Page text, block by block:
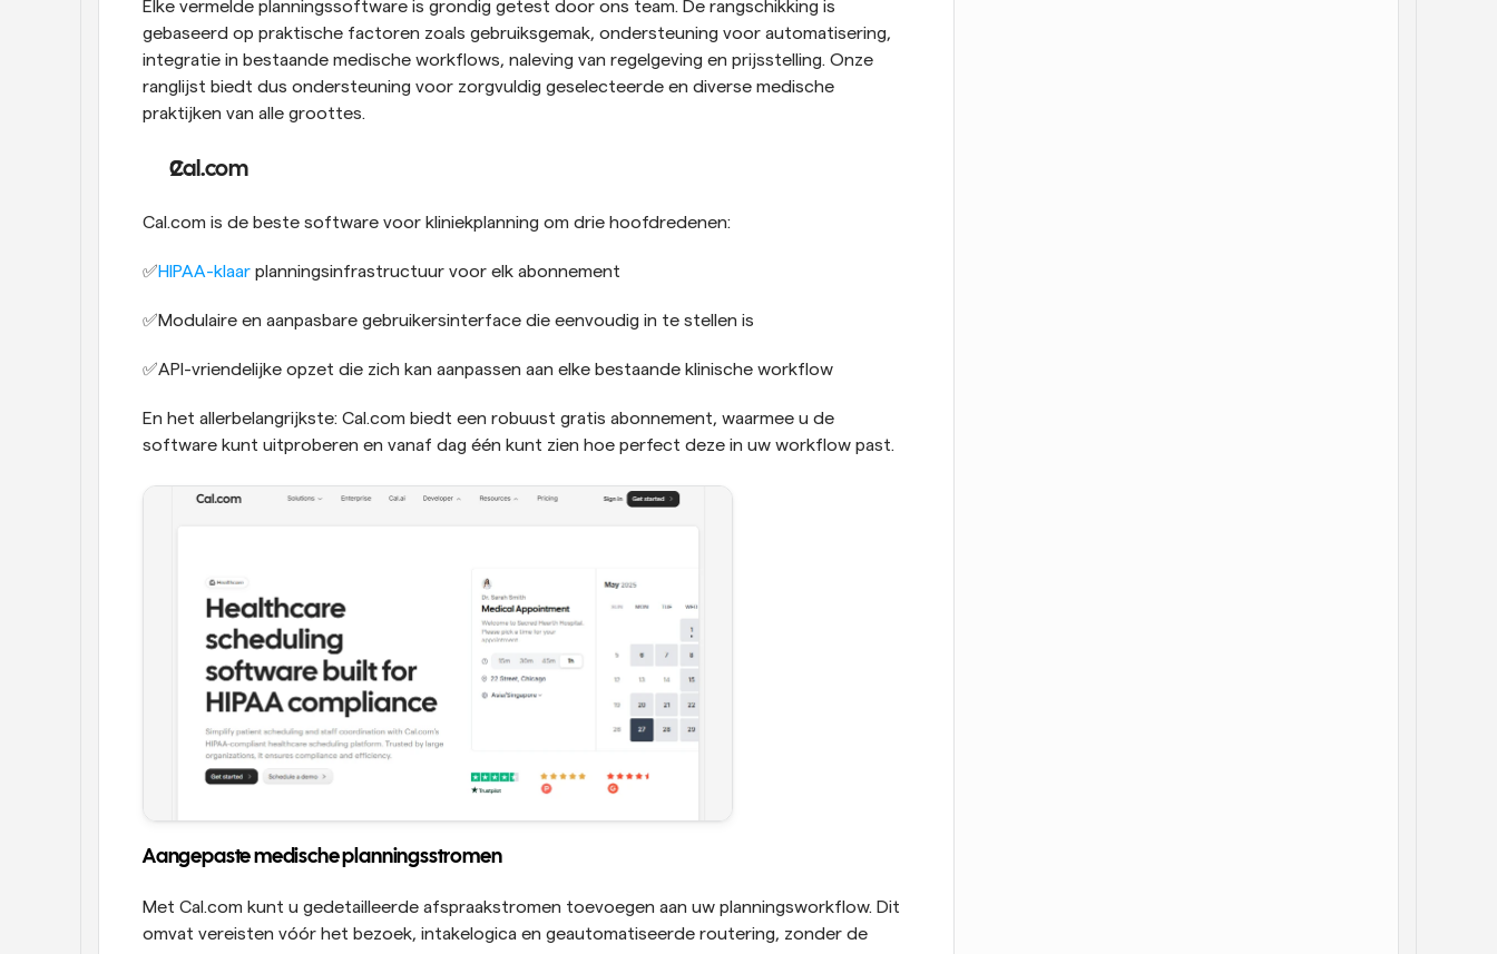
Elke vermelde planningssoftware is grondig getest door ons team. De rangschikking is
gebaseerd op praktische factoren zoals gebruiksgemak, ondersteuning voor automatisering,
integratie in bestaande medische workflows, naleving van regelgeving en prijsstelling. Onze
ranglijst biedt dus ondersteuning voor zorgvuldig geselecteerde en diverse medische
praktijken van alle groottes.
Cal.com
Cal.com is de beste software voor kliniekplanning om drie hoofdredenen:
✅HIPAA-klaar planningsinfrastructuur voor elk abonnement
✅Modulaire en aanpasbare gebruikersinterface die eenvoudig in te stellen is
✅API-vriendelijke opzet die zich kan aanpassen aan elke bestaande klinische workflow
En het allerbelangrijkste: Cal.com biedt een robuust gratis abonnement, waarmee u de
software kunt uitproberen en vanaf dag één kunt zien hoe perfect deze in uw workflow past.
Aangepaste medische planningsstromen
Met Cal.com kunt u gedetailleerde afspraakstromen toevoegen aan uw planningsworkflow. Dit
omvat vereisten vóór het bezoek, intakelogica en geautomatiseerde routering, zonder de